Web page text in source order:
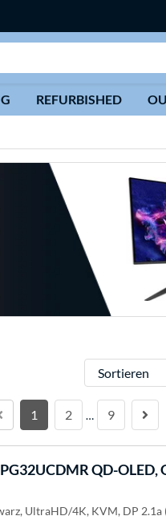
REFURBISHED
Sortieren
1 2 … 9
QD-OLED,
UltraHD/4K, KVM, DP 2.1a